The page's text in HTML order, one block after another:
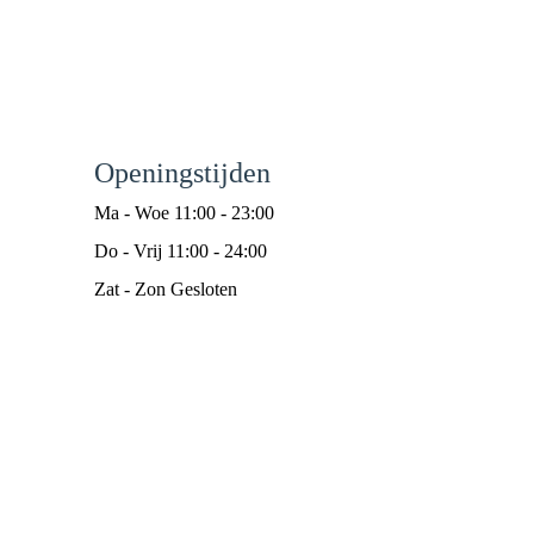
Openingstijden
Ma - Woe 11:00 - 23:00
Do - Vrij 11:00 - 24:00
Zat - Zon Gesloten